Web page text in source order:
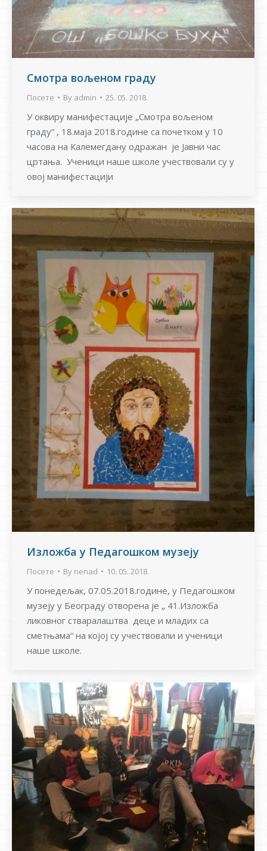
Смотра вољеном граду
Посете By admin 25. 05. 2018.
У оквиру манифестације „Смотра вољеном
граду“ , 18.маја 2018.године са почетком у 10
часова на Калемегдану одражан je Јавни час
цртања. Ученици наше школе учествовали су у
овој манифестацији
Изложба у Педагошком музеју
Посете By nenad 10. 05. 2018.
У понедељак, 07.05.2018.године, у Педагошком
музеју у Београду отворена је „ 41.Изложба
ликовног стваралаштва деце и младих са
сметњама“ на којој су учествовали и ученици
наше школе.